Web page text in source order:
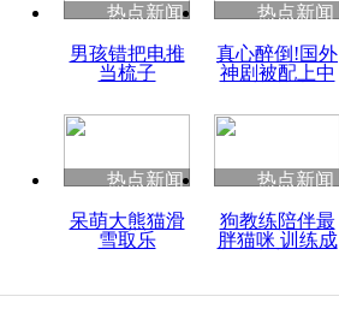
度苗族花山节
魂
热点新闻
男孩错把电推
当梳子
热点新闻
真心醉倒!国外
神剧被配上中
热点新闻
呆萌大熊猫滑
雪取乐
热点新闻
狗教练陪伴最
胖猫咪 训练成